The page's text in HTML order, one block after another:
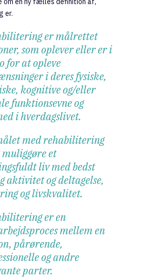
er.
er målrettet
som oplever eller er i
for at opleve
i deres fysiske,
kognitive og/eller
funktionsevne og
i hverdagslivet.
med rehabilitering
et
liv med bedst
aktivitet og deltagelse,
og livskvalitet.
er en
mellem en
pårørende,
og andre
parter.